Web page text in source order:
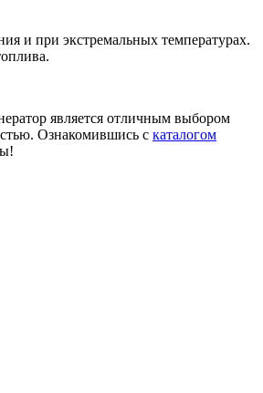
и при экстремальных температурах.
является отличным выбором
Ознакомившись с каталогом